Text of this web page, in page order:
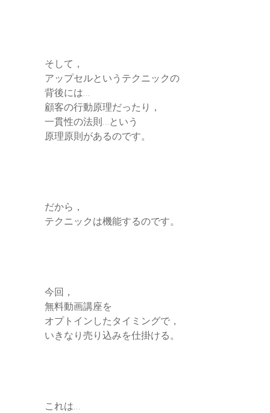
そして，
アップセルというテクニックの
背後には…
顧客の行動原理だったり，
一貫性の法則…という
原理原則があるのです。
だから，
テクニックは機能するのです。
今回，
無料動画講座を
オプトインしたタイミングで，
いきなり売り込みを仕掛ける。
これは…